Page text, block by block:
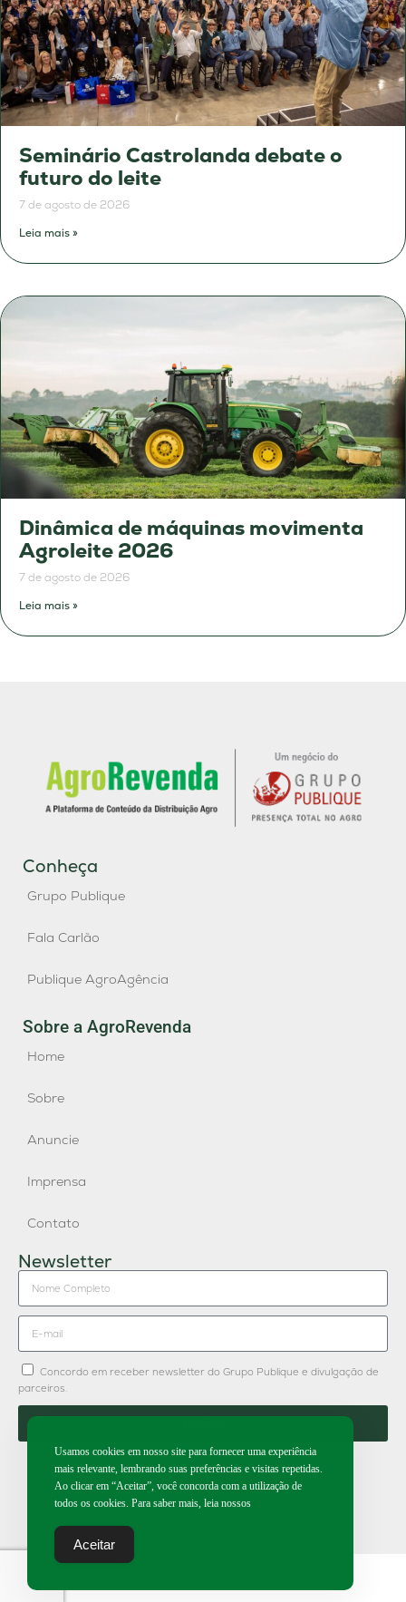
Seminário Castrolanda debate o
futuro do leite
7 de agosto de 2026
Leia mais »
Dinâmica de máquinas movimenta
Agroleite 2026
7 de agosto de 2026
Leia mais »
Conheça
Grupo Publique
Fala Carlão
Publique AgroAgência
Sobre a AgroRevenda
Home
Sobre
Anuncie
Imprensa
Contato
Newsletter
Concordo em receber newsletter do Grupo Publique e divulgação de
parceiros.
Usamos cookies em nosso site para fornecer uma experiência
mais relevante, lembrando suas preferências e visitas repetidas.
Ao clicar em “Aceitar”, você concorda com a utilização de
todos os cookies. Para saber mais, leia nossos
Aceitar